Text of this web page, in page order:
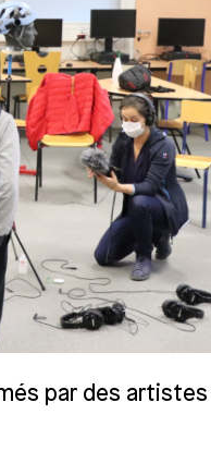
par des